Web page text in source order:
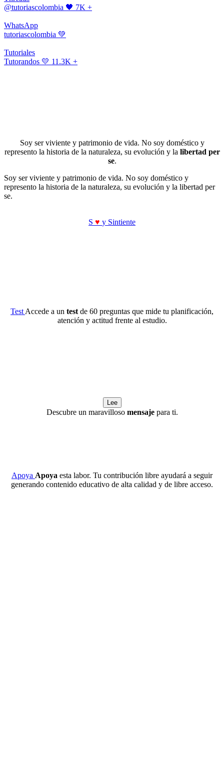
@tutoriascolombia 🖤 7K +
WhatsApp
tutoriascolombia 💚
Tutoriales
Tutorandos 💛 11.3K +
Soy ser viviente y patrimonio de vida. No soy doméstico y
represento la historia de la naturaleza, su evolución y la libertad per
se.
Soy ser viviente y patrimonio de vida. No soy doméstico y
represento la historia de la naturaleza, su evolución y la libertad per
se.
S ♥ y Sintiente
Test Accede a un test de 60 preguntas que mide tu planificación,
atención y actitud frente al estudio.
Lee
Descubre un maravilloso mensajepara ti.
Apoya Apoya esta labor. Tu contribución libre ayudará a seguir
generando contenido educativo de alta calidad y de libre acceso.